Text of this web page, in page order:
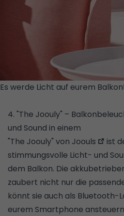
Es werde Licht auf eurem
4. "The Joouly" –
und Sound in einem
"The Joouly" von Joouls
ist
stimmungsvolle Licht- und
dem Balkon. Die
zaubert nicht nur die
könnt sie auch als Bluetooth-
eurem Smartphone